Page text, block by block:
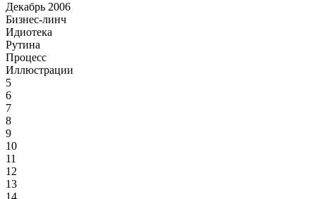
Декабрь 2006
Бизнес-линч
Идиотека
Рутина
Процесс
Иллюстрации
5
6
7
8
9
10
11
12
13
14